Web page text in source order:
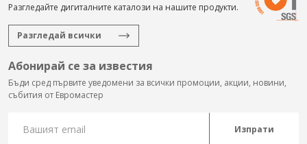
Разгледайте дигиталните каталози на нашите продукти.
Разгледай всички
Абонирай се за известия
Бъди сред първите уведомени за всички промоции, акции, новини,
събития от Евромастер
Изпрати